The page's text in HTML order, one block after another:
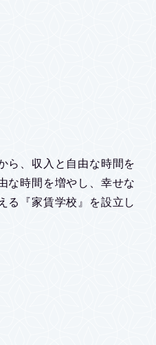
ら、収入と自由な時間を
な時間を増やし、幸せな
る『家賃学校』を設立し